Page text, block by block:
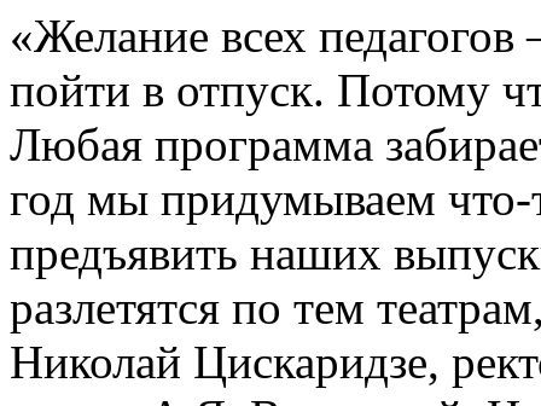
«Желание всех педагогов
пойти в отпуск. Потому
Любая программа
год мы придумываем
предъявить наших
разлетятся по тем
Николай Цискаридзе,